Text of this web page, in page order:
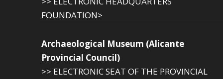
FOUNDATION>
Archaeological Museum (Alicante
Provincial Council)
>> ELECTRONIC SEAT OF THE PROVINCIAL